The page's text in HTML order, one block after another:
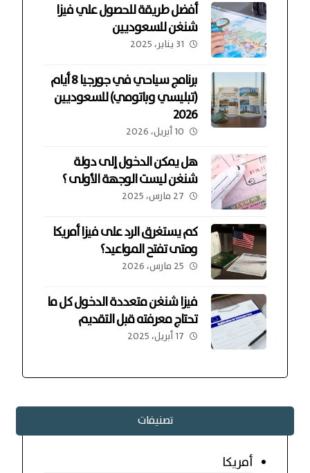
أفضل طريقة للحصول علي فيزا
شنغن للسعوديين
31 يناير، 2025
برنامج سياحي في جورجيا 8 أيام
(تبليسي وباتومي) للسعوديين
2026
10 أبريل، 2026
هل يمكن الدخول إلى دولة
شنغن ليست الوجهة الأولى ؟
27 مارس، 2025
كم يستغرق الرد على فيزا أمريكا
ومتى تفتح المواعيد؟
25 مارس، 2026
فيزا شنغن متعددة الدخول كل ما
تحتاج معرفته قبل التقديم
17 أبريل، 2025
تصنيفات
أمريكا